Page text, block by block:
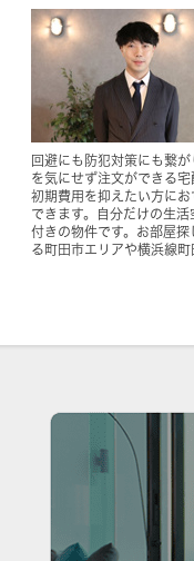
回避にも防犯対策にも繋
を気にせず注文ができる
初期費用を抑えたい方に
できます。自分だけの生
付きの物件です。お部屋
る町田市エリアや横浜線町